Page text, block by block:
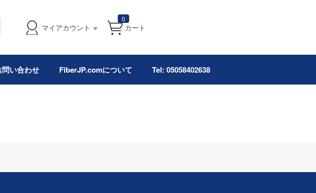
マイアカウント
0
カート
問い合わせ FiberJP.comについて Tel: 05058402638